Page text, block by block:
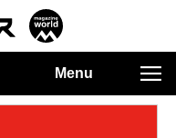
Menu